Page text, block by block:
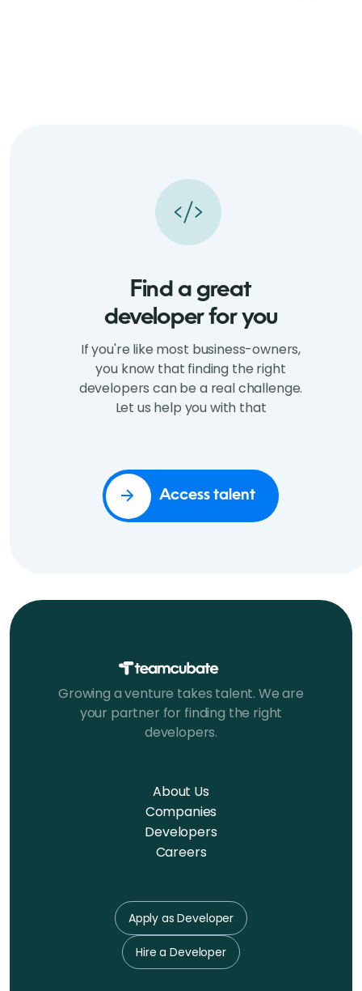
Find a great
developer for you
If you're like most business-owners,
you know that finding the right
developers can be a real challenge.
Let us help you with that
Access talent
Growing a venture takes talent. We are
your partner for finding the right
developers.
About Us
Companies
Developers
Careers
Apply as Developer
Hire a Developer